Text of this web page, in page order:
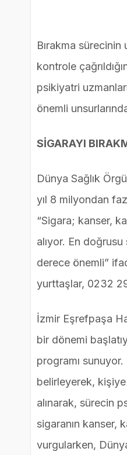
Bırakma
kontrole
psikiyatri
önemli
SİGARAYI
Dünya Sağlık
yıl 8 milyondan
“Sigara; kanser,
alıyor. En doğrusu
derece önemli”
yurttaşlar, 0232
İzmir Eşrefpaşa
bir dönemi
programı
belirleyerek,
alınarak, sürecin
sigaranın kanser,
vurgularken,